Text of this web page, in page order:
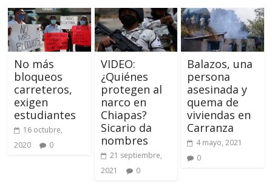
No más
bloqueos
carreteros,
exigen
estudiantes
16 octubre,
2020
0
VIDEO:
¿Quiénes
protegen al
narco en
Chiapas?
Sicario da
nombres
21 septiembre,
2021
0
Balazos, una
persona
asesinada y
quema de
viviendas en
Carranza
4 mayo, 2021
0